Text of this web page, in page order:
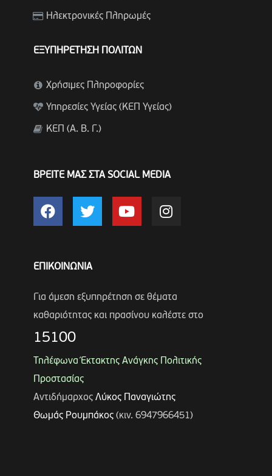
Ηλεκτρονικές Πληρωμές
ΕΞΥΠΗΡΕΤΗΣΗ ΠΟΛΙΤΩΝ
Χρήσιμες Πληροφορίες
Υπηρεσίες Υγείας (ΚΕΠ Υγείας)
ΚΕΠ (Α. Β. Γ.)
ΒΡΕΙΤΕ ΜΑΣ ΣΤΑ SOCIAL MEDIA
ΕΠΙΚΟΙΝΩΝΙΑ
Για άμεση εξυπηρέτηση σε θέματα
καθαριότητας και πρασίνου καλέστε στο
15100
Τηλέφωνα Έκτακτης Ανάγκης Πολιτικής
Προστασίας
Αντιδήμαρχος Λύκος Παναγιώτης
Θωμάς Ρουμπάκος(κιν. 6947966451)